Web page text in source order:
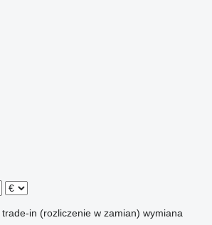
trade-in (rozliczenie w zamian) wymiana